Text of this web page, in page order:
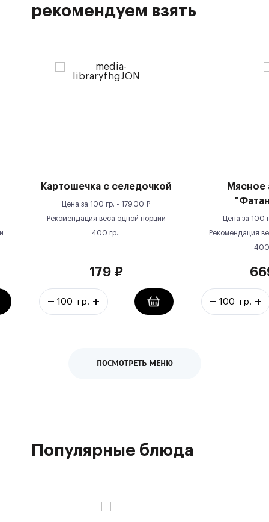
рекомендуем взять
Картошечка с селедочкой
Цена за 100 гр. - 179.00 ₽
Рекомендация веса одной порции
400 гр..
179₽
Мясное
Цена за 100
Рекомендация
400
ПОСМОТРЕТЬ МЕНЮ
Популярные блюда